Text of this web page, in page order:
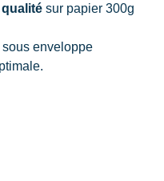
qualité sur papier 300g
sous enveloppe